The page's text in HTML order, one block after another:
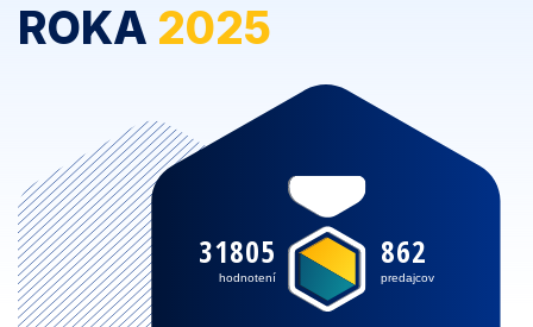
ROKA 2025
862
predajcov
31805
hodnotení